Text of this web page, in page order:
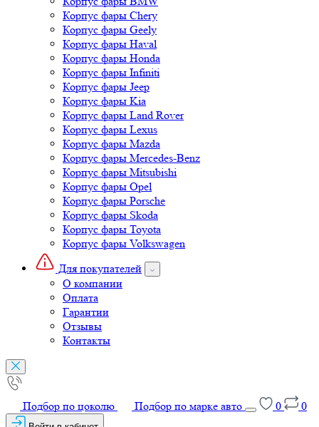
Корпус фары Geely
Корпус фары Haval
Корпус фары Honda
Корпус фары Infiniti
Корпус фары Jeep
Корпус фары Kia
Корпус фары Land Rover
Корпус фары Lexus
Корпус фары Mazda
Корпус фары Mercedes-Benz
Корпус фары Mitsubishi
Корпус фары Opel
Корпус фары Porsche
Корпус фары Skoda
Корпус фары Toyota
Корпус фары Volkswagen
Для покупателей
О компании
Оплата
Гарантии
Отзывы
Контакты
Подбор по цоколю
Войти в кабинет